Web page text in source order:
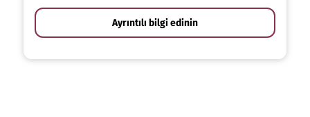
Ayrıntılı bilgi edinin